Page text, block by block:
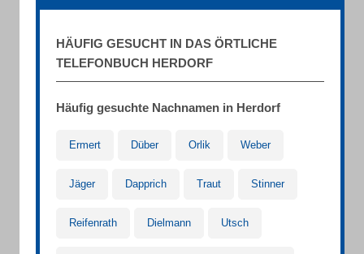
HÄUFIG GESUCHT IN DAS ÖRTLICHE
TELEFONBUCH HERDORF
Häufig gesuchte Nachnamen in Herdorf
Ermert Düber Orlik Weber
Jäger Dapprich Traut Stinner
Reifenrath Dielmann Utsch